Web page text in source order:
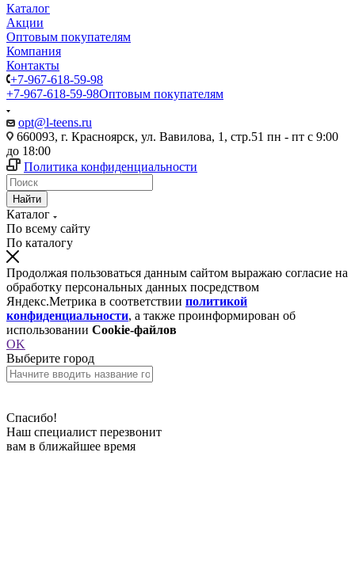
Каталог
Акции
Оптовым покупателям
Компания
Контакты
+7-967-618-59-98
+7-967-618-59-98Оптовым покупателям
opt@l-teens.ru
660093, г. Красноярск, ул. Вавилова, 1, стр.51 пн - пт с 9:00
до 18:00
Политика конфиденциальности
Найти
Каталог
По всему сайту
По каталогу
Продолжая пользоваться данным сайтом выражаю согласие на
обработку персональных данных посредством
Яндекс.Метрика в соответствии политикой
конфиденциальности, а также проинформирован об
использовании Cookie-файлов
OK
Выберите город
Спасибо!
Наш специалист перезвонит
вам в ближайшее время